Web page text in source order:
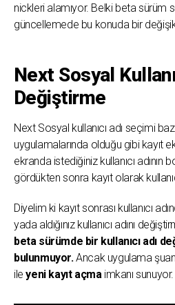
nickleri alamıyor. Belki beta sürüm
güncellemede bu konuda bir
Next Sosyal
Değiştirme
Next Sosyal kullanıcı adı seçimi
uygulamalarında olduğu gibi kayıt
ekranda istediğiniz kullanıcı adının
gördükten sonra kayıt olarak
Diyelim ki kayıt sonrası kullanıcı
yada aldığınız kullanıcı adını
beta sürümde bir kullanıcı adı
bulunmuyor.Ancak uygulama
ileyeni kayıt açma imkanı sunuyor.